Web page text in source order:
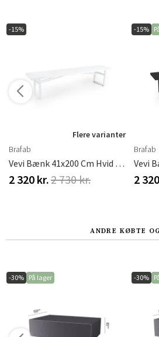
-15%
Flere varianter
Brafab
Vevi Bænk 41x200 Cm Hvid Brafab
2 320 kr.2 730 kr.
-15%
Brafab
2
ANDRE KØBTE
-30% På lager -30%